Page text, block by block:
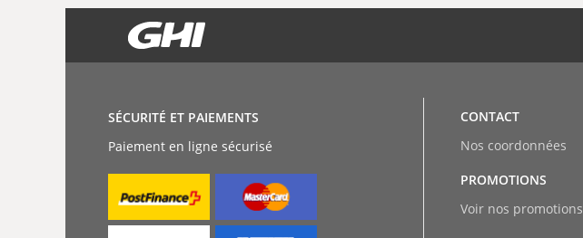
Paiement en ligne sécurisé
SÉCURITÉ ET PAIEMENTS
Voir nos promotions
PROMOTIONS
Nos coordonnées
CONTACT